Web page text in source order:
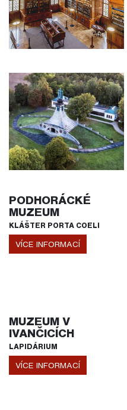
PODHORÁCKÉ
MUZEUM
KLÁŠTER PORTA COELI
VÍCE INFORMACÍ
MUZEUM V
IVANČICÍCH
LAPIDÁRIUM
VÍCE INFORMACÍ